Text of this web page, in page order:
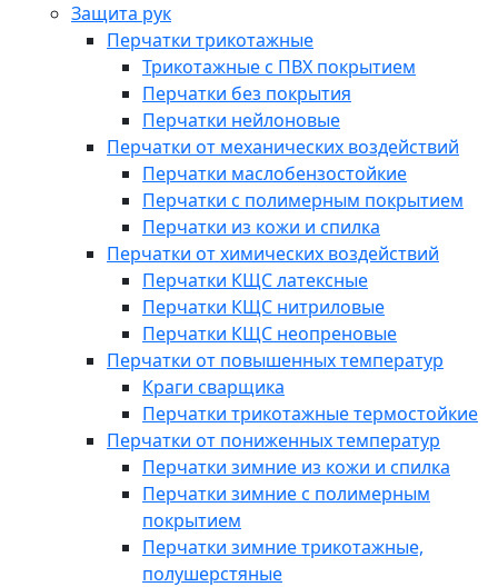
Защита рук
Перчатки трикотажные
Трикотажные с ПВХ покрытием
Перчатки без покрытия
Перчатки нейлоновые
Перчатки от механических воздействий
Перчатки маслобензостойкие
Перчатки с полимерным покрытием
Перчатки из кожи и спилка
Перчатки от химических воздействий
Перчатки КЩС латексные
Перчатки КЩС нитриловые
Перчатки КЩС неопреновые
Перчатки от повышенных температур
Краги сварщика
Перчатки трикотажные термостойкие
Перчатки от пониженных температур
Перчатки зимние из кожи и спилка
Перчатки зимние с полимерным
покрытием
Перчатки зимние трикотажные,
полушерстяные